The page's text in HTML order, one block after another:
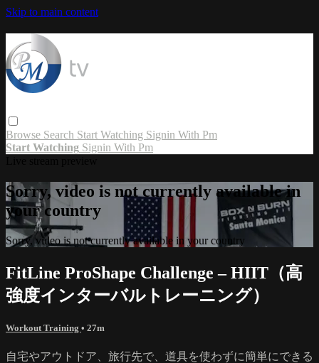
Skip to main content
Browse Search Start Watching Signin With Pm
Start Watching Signin With Pm
Sorry, video is not currently available in
your country
Sorry, video is not currently available in your country
FitLine ProShape Challenge – HIIT（高
強度インターバルトレーニング）
Workout Training • 27m
自宅やアウトドア、旅行先で、道具を使わずに簡単にできる